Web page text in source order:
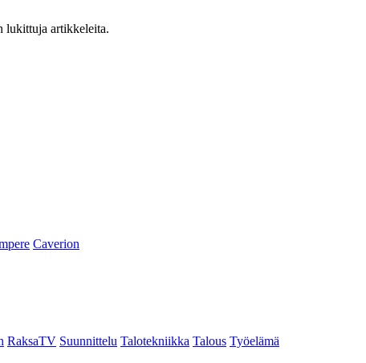
lukittuja artikkeleita.
Caverion
RaksaTV Suunnittelu Talotekniikka Talous Työelämä